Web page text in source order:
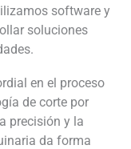
software y
soluciones
en el proceso
de corte por
precisión y la
da forma